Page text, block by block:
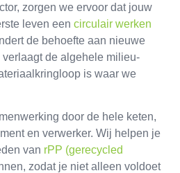
zorgen we ervoor dat jouw
leven een circulair werken
de behoefte aan nieuwe
de algehele milieu-
is waar we
door de hele keten,
en verwerker. Wij helpen je
van rPP (gerecycled
zodat je niet alleen voldoet